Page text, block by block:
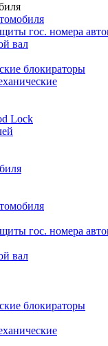
гос. номера
вал
блокираторы
Lock
гос. номера
вал
блокираторы